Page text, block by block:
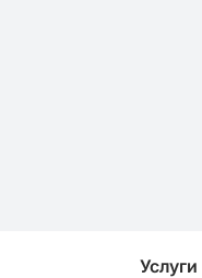
Услуги